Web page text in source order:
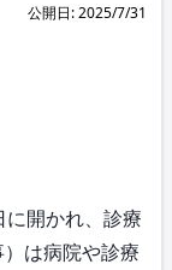
公開日: 2025/7/31
開かれ、診療
は病院や診療